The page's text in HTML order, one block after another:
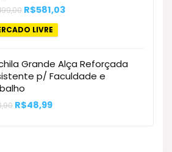
O
original
era:
R$581,03O
LIVRE
Grande Alça Reforçada
p/ Faculdade e
O
R$48,99O